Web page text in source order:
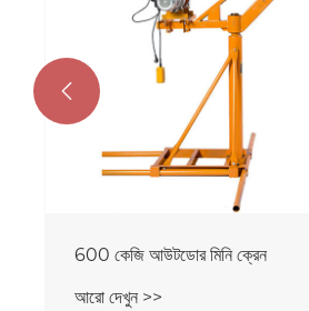
600 কেজি আউটডোর মিনি ক্রেন
আরো দেখুন >>
